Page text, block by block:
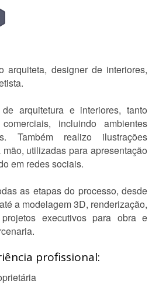
arquiteta, designer de interiores,
arquitetura e interiores, tanto
incluindo ambientes
Também realizo ilustrações
utilizadas para apresentação
em redes sociais.
as etapas do processo, desde
a modelagem 3D, renderização,
executivos para obra e
profissional: